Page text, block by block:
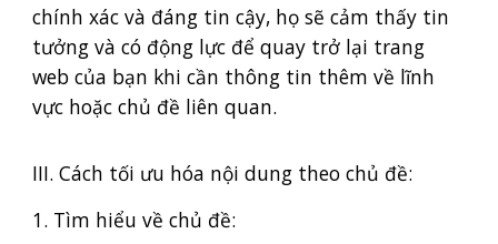
chính xác và đáng tin cậy, họ sẽ cảm thấy tin
tưởng và có động lực để quay trở lại trang
web của bạn khi cần thông tin thêm về lĩnh
vực hoặc chủ đề liên quan.
III. Cách tối ưu hóa nội dung theo chủ đề:
1. Tìm hiểu về chủ đề: